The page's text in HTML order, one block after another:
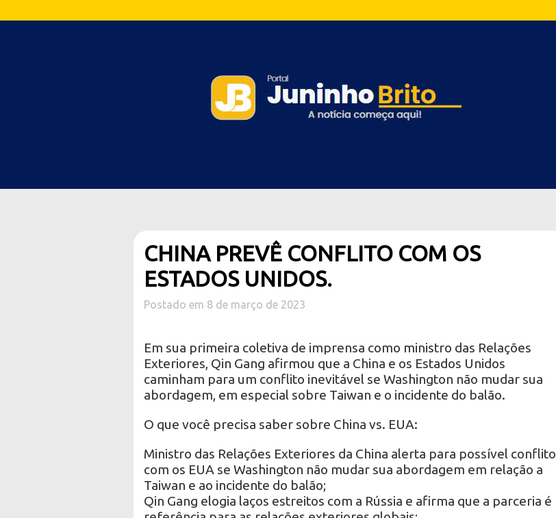
CHINA PREVÊ CONFLITO COM OS
ESTADOS UNIDOS.
Postado em 8 de março de 2023
Em sua primeira coletiva de imprensa como ministro das Relações
Exteriores, Qin Gang afirmou que a China e os Estados Unidos
caminham para um conflito inevitável se Washington não mudar sua
abordagem, em especial sobre Taiwan e o incidente do balão.
O que você precisa saber sobre China vs. EUA:
Ministro das Relações Exteriores da China alerta para possível conflito
com os EUA se Washington não mudar sua abordagem em relação a
Taiwan e ao incidente do balão;
Qin Gang elogia laços estreitos com a Rússia e afirma que a parceria é